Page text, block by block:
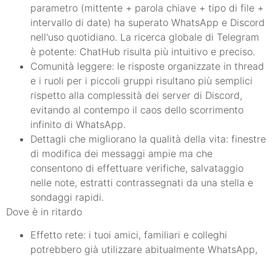
parametro (mittente + parola chiave + tipo di file +
intervallo di date) ha superato WhatsApp e Discord
nell'uso quotidiano. La ricerca globale di Telegram
è potente: ChatHub risulta più intuitivo e preciso.
Comunità leggere: le risposte organizzate in thread
e i ruoli per i piccoli gruppi risultano più semplici
rispetto alla complessità dei server di Discord,
evitando al contempo il caos dello scorrimento
infinito di WhatsApp.
Dettagli che migliorano la qualità della vita: finestre
di modifica dei messaggi ampie ma che
consentono di effettuare verifiche, salvataggio
nelle note, estratti contrassegnati da una stella e
sondaggi rapidi.
Dove è in ritardo
Effetto rete: i tuoi amici, familiari e colleghi
potrebbero già utilizzare abitualmente WhatsApp,